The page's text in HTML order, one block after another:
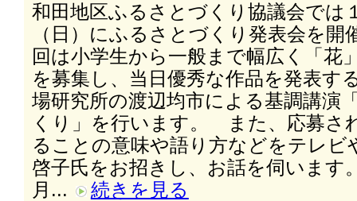
和田地区ふるさとづくり協議会では
（日）にふるさとづくり発表会を
回は小学生から一般まで幅広く「花
を募集し、当日優秀な作品を発表す
場研究所の渡辺均市による基調講演
くり」を行います。 また、応募さ
ることの意味や語り方などをテレビ
啓子氏をお招きし、お話を伺いま
月...
続きを見る